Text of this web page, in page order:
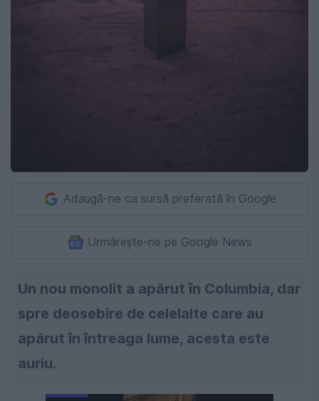
Adaugă-ne ca sursă preferată în Google
Urmărește-ne pe Google News
Un nou monolit a apărut în Columbia, dar
spre deosebire de celelalte care au
apărut în întreaga lume, acesta este
auriu.